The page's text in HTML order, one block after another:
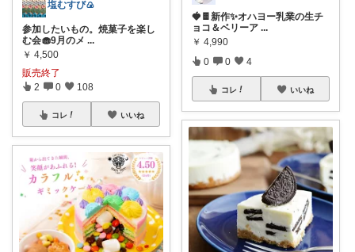
塩むすび🍙
参加したいもの。焼菓子を楽し
む会🧁9月のメ ...
￥ 4,500
販売終了
2 0 108
コレ いいね
🍓🍫新作✨オハヨー乳業の生チ
ョコ＆ベリーア ...
￥ 4,990
0 0 4
コレ いいね